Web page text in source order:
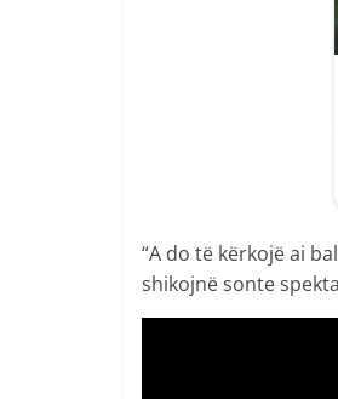
“A do të kërkojë ai
shikojnë sonte